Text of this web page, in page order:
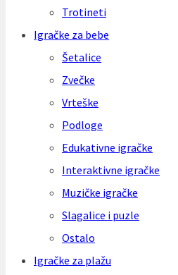
Trotineti
Igračke za bebe
Šetalice
Zvečke
Vrteške
Podloge
Edukativne igračke
Interaktivne igračke
Muzičke igračke
Slagalice i puzle
Ostalo
Igračke za plažu